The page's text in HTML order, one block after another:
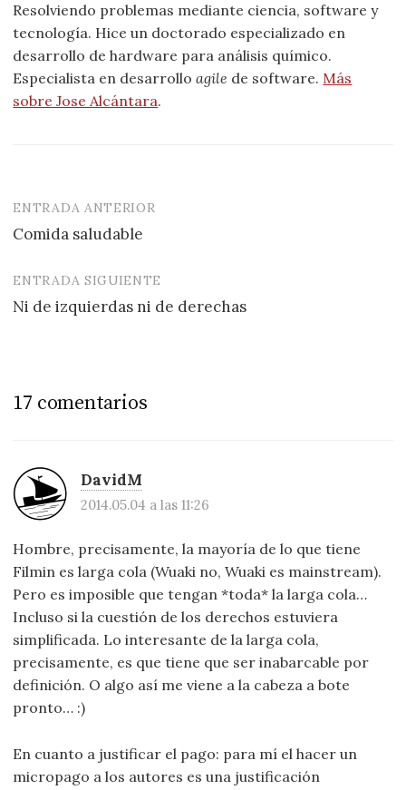
Resolviendo problemas mediante ciencia, software y
tecnología. Hice un doctorado especializado en
desarrollo de hardware para análisis químico.
Especialista en desarrolloagile de software. Más
sobre Jose Alcántara.
Navegación
de
entradas
ENTRADA ANTERIOR
Comida saludable
ENTRADA SIGUIENTE
Ni de izquierdas ni de derechas
17 comentarios
DavidM
2014.05.04 a las 11:26
Hombre, precisamente, la mayoría de lo que tiene
Filmin es larga cola (Wuaki no, Wuaki es mainstream).
Pero es imposible que tengan *toda* la larga cola…
Incluso si la cuestión de los derechos estuviera
simplificada. Lo interesante de la larga cola,
precisamente, es que tiene que ser inabarcable por
definición. O algo así me viene a la cabeza a bote
pronto… :)
En cuanto a justificar el pago: para mí el hacer un
micropago a los autores es una justificación